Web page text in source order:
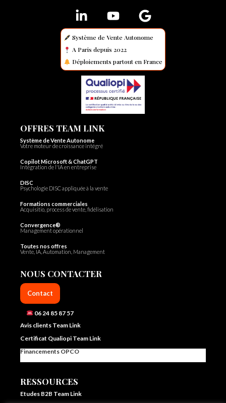
Système de Vente Autonome
A Paris depuis 2022
Déploiements partout en France
OFFRES TEAM LINK
Système de Vente Autonome
Votre moteur de croissance intégré
Copilot Microsoft & ChatGPT
Intégration de l'IA en entreprise
DISC
Psychologie DISC appliquée à la vente
Formations commerciales
Acquisitio, process de vente, fidélisation
Convergence®
Management opérationnel
Toutes nos offres
Vente, IA, Automation, Management
NOUS CONTACTER
Contact
06 24 85 87 57
Avis clients Team Link
Certificat Qualiopi Team Link
Financements OPCO
RESSOURCES
Etudes B2B Team Link